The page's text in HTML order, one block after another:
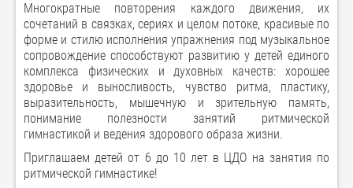
Многократные повторения каждого движения, их
сочетаний в связках, сериях и целом потоке, красивые по
форме и стилю исполнения упражнения под музыкальное
сопровождение способствуют развитию у детей единого
комплекса физических и духовных качеств: хорошее
здоровье и выносливость, чувство ритма, пластику,
выразительность, мышечную и зрительную память,
понимание полезности занятий ритмической
гимнастикой и ведения здорового образа жизни.
Приглашаем детей от 6 до 10 лет в ЦДО на занятия по
ритмической гимнастике!